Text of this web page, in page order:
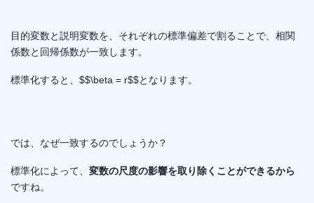
目的変数と説明変数を、それぞれの標準偏差で割ることで、相関
係数と回帰係数が一致します。
標準化すると、$$\beta = r$$となります。
では、なぜ一致するのでしょうか？
標準化によって、 変数の尺度の影響を取り除くことができるから
ですね。